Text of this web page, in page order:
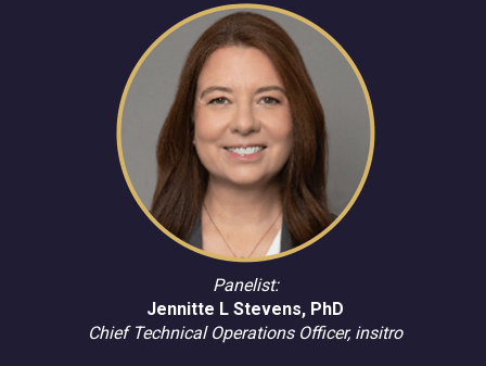
Panelist:
Jennitte L Stevens, PhD
Chief Technical Operations Officer, insitro